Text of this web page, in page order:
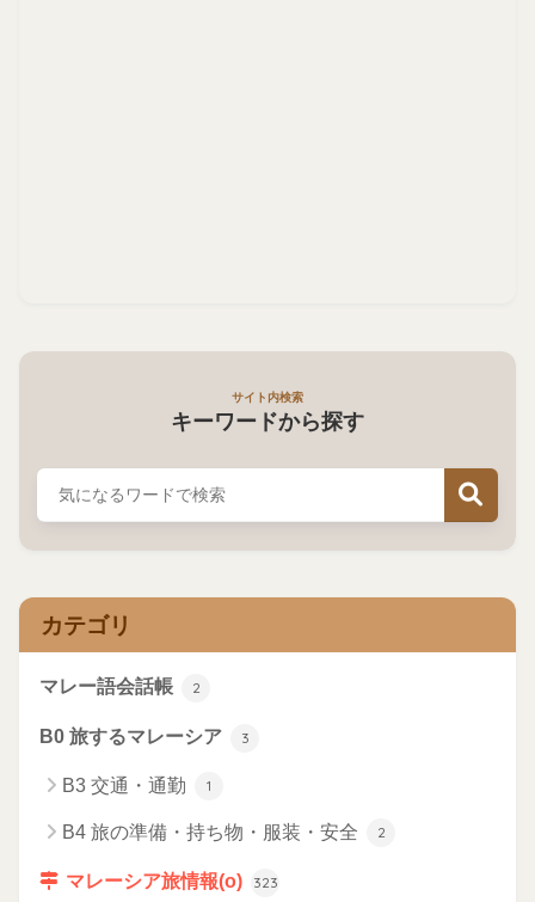
サイト内検索
キーワードから探す
カテゴリ
マレー語会話帳 2
B0 旅するマレーシア 3
B3 交通・通勤 1
B4 旅の準備・持ち物・服装・安全 2
マレーシア旅情報(o) 323